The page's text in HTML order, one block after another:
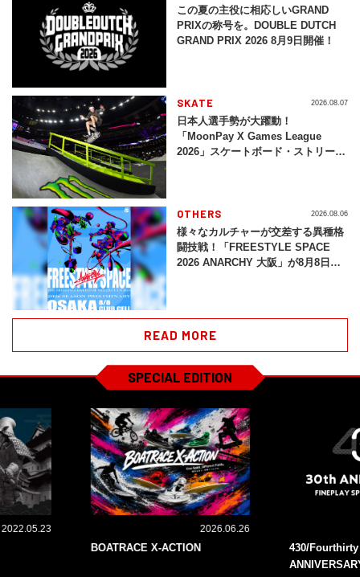
この夏の主役に相応しいGRAND
PRIXの称号を。DOUBLE DUTCH
GRAND PRIX 2026 8月9日開催！
SKATE
日本人選手勢が大躍動！
「MoonPay X Games League
2026」スケートボード・ストリート
2026.08.07
OTHERS
様々なカルチャーが交差する異種格
闘技戦！「FREESTYLE SPACE
2026 ANARCHY 大阪」が8月8日開
2026.08.06
READ MORE
SPECIAL EDITION
2022.05.23 2026.06.26
BOATRACE X-ACTION
430/